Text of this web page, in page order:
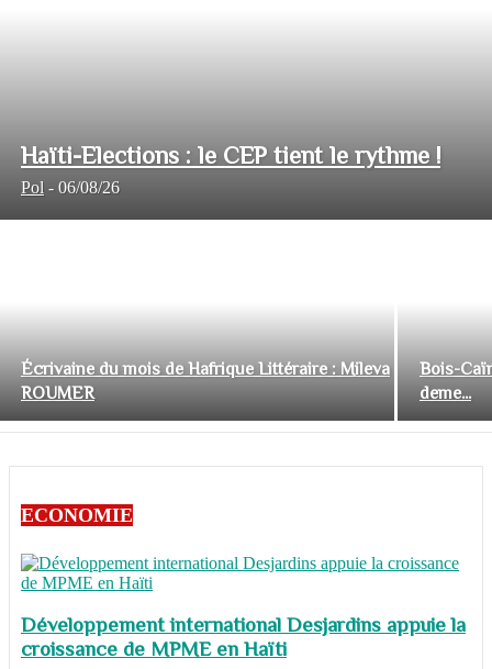
Haïti-Elections : le CEP tient le rythme !
Pol - 06/08/26
Écrivaine du mois de Hafrique Littéraire : Mileva
ROUMER
Bois-
deme...
ECONOMIE
Développement international Desjardins appuie la
croissance de MPME en Haïti